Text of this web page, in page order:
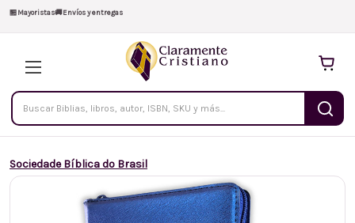
🏪Mayoristas🚚Envíos y entregas
Buscar
productos
Sociedade Bíblica do Brasil